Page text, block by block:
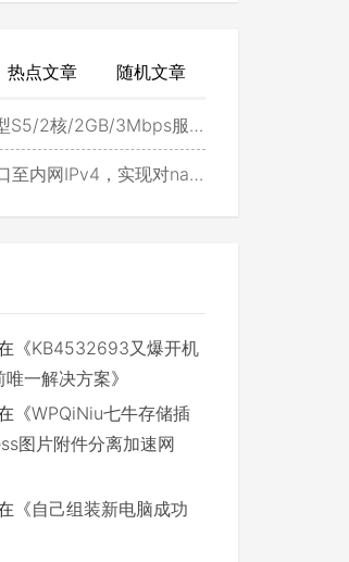
热点文章 随机文章
2核/2GB/3Mbps服务器试用
IPv4，实现对navidrome直接访问
《KB4532693又爆开机
一解决方案》
《WPQiNiu七牛存储插
图片附件分离加速网
《自己组装新电脑成功